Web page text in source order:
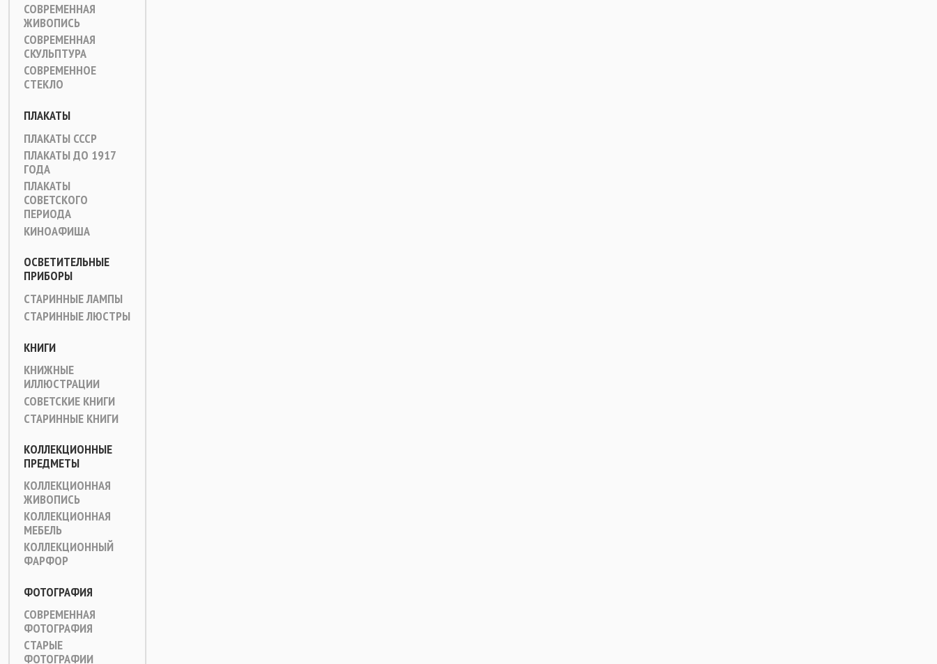
СОВРЕМЕННАЯ
ЖИВОПИСЬ
СОВРЕМЕННАЯ
СКУЛЬПТУРА
СОВРЕМЕННОЕ
СТЕКЛО
ПЛАКАТЫ
ПЛАКАТЫ СССР
ПЛАКАТЫ ДО 1917
ГОДА
ПЛАКАТЫ
СОВЕТСКОГО
ПЕРИОДА
КИНОАФИША
ОСВЕТИТЕЛЬНЫЕ
ПРИБОРЫ
СТАРИННЫЕ ЛАМПЫ
СТАРИННЫЕ ЛЮСТРЫ
КНИГИ
КНИЖНЫЕ
ИЛЛЮСТРАЦИИ
СОВЕТСКИЕ КНИГИ
СТАРИННЫЕ КНИГИ
КОЛЛЕКЦИОННЫЕ
ПРЕДМЕТЫ
КОЛЛЕКЦИОННАЯ
ЖИВОПИСЬ
КОЛЛЕКЦИОННАЯ
МЕБЕЛЬ
КОЛЛЕКЦИОННЫЙ
ФАРФОР
ФОТОГРАФИЯ
СОВРЕМЕННАЯ
ФОТОГРАФИЯ
СТАРЫЕ
ФОТОГРАФИИ